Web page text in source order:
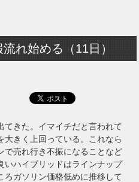
れ始める（11日）
てきた。イマイチだと言われて
大きく上回っている。これなら
で売れ行き不振になることなど
いハイブリッドはラインナップ
ろガソリン価格低めに推移して